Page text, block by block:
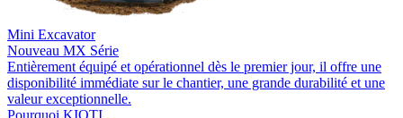
Mini Excavator
Nouveau MX Série
Entièrement équipé et opérationnel dès le premier jour, il offre une
disponibilité immédiate sur le chantier, une grande durabilité et une
valeur exceptionnelle.
Pourquoi KIOTI